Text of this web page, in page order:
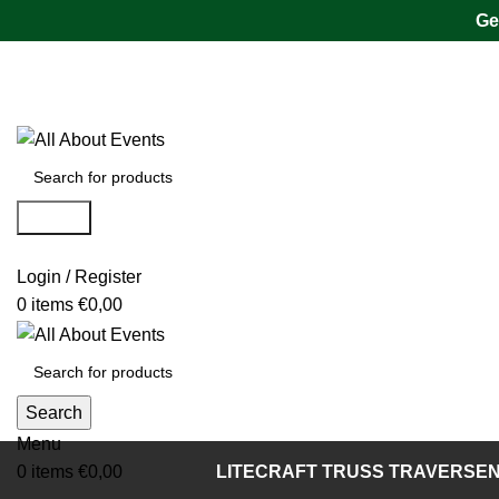
Login / Register
0 items €0,00
Search
Menu
0 items €0,00 LITECRAFT TRUSS TRAVERSEN